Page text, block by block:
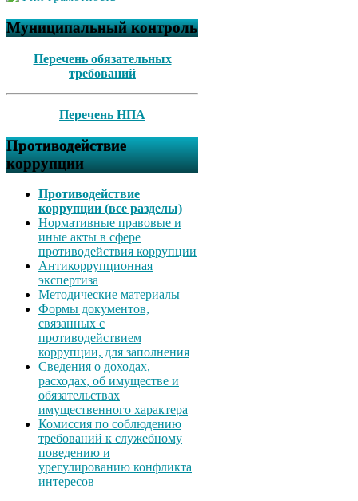
Муниципальный контроль
Перечень обязательных
требований
Перечень НПА
Противодействие
коррупции
Противодействие
коррупции (все разделы)
Нормативные правовые и
иные акты в сфере
противодействия коррупции
Антикоррупционная
экспертиза
Методические материалы
Формы документов,
связанных с
противодействием
коррупции, для заполнения
Сведения о доходах,
расходах, об имуществе и
обязательствах
имущественного характера
Комиссия по соблюдению
требований к служебному
поведению и
урегулированию конфликта
интересов